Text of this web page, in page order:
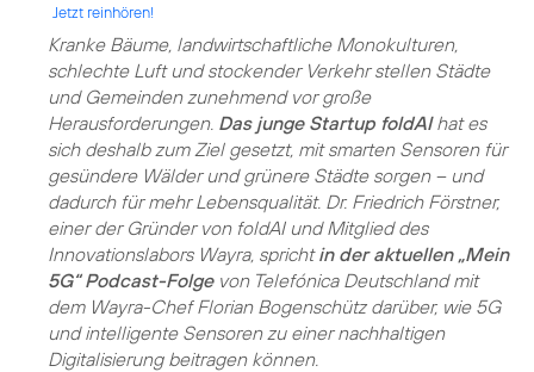
Jetzt reinhören!
Kranke Bäume, landwirtschaftliche Monokulturen,
schlechte Luft und stockender Verkehr stellen Städte
und Gemeinden zunehmend vor große
Herausforderungen. Das junge Startup foldAIhat es
sich deshalb zum Ziel gesetzt, mit smarten Sensoren für
gesündere Wälder und grünere Städte sorgen – und
dadurch für mehr Lebensqualität. Dr. Friedrich Förstner,
einer der Gründer von foldAI und Mitglied des
Innovationslabors Wayra, sprichtin der aktuellen „Mein
5G“ Podcast-Folgevon Telefónica Deutschland mit
dem Wayra-Chef Florian Bogenschütz darüber, wie 5G
und intelligente Sensoren zu einer nachhaltigen
Digitalisierung beitragen können.